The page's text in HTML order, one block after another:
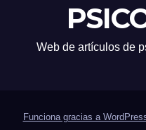
Web de artículos de
Funciona gracias a